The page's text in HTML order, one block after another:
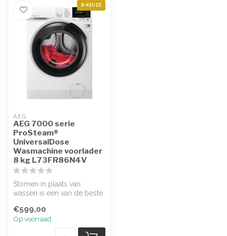
B-KEUZE
AEG
AEG 7000 serie
ProSteam®
UniversalDose
Wasmachine voorlader
8 kg L73FR86N4V
Stomen in plaats van
wassen is een van de beste
frissen...
€599,00
Op voorraad